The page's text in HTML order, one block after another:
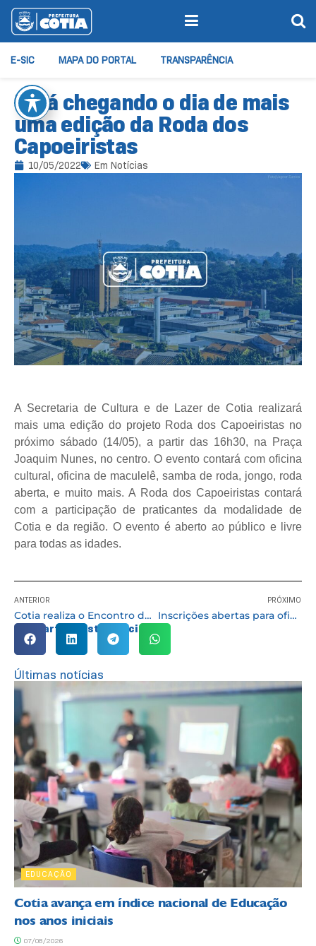
E-SIC MAPA DO PORTAL TRANSPARÊNCIA
Está chegando o dia de mais
uma edição da Roda dos
Capoeiristas
10/05/2022 Em Notícias
A Secretaria de Cultura e de Lazer de Cotia realizará
mais uma edição do projeto Roda dos Capoeiristas no
próximo sábado (14/05), a partir das 16h30, na Praça
Joaquim Nunes, no centro. O evento contará com oficina
cultural, oficina de maculelê, samba de roda, jongo, roda
aberta, e muito mais. A Roda dos Capoeiristas contará
com a participação de praticantes da modalidade de
Cotia e da região. O evento é aberto ao público e livre
para todas as idades.
ANTERIOR
Cotia realiza o Encontro de Conscientização Municipal de Turismo (Encomtur)
PRÓXIMO
Inscrições abertas para oficina de colagens “O Fragmento Poético”
Compartilhe esta notícia:
Últimas notícias
EDUCAÇÃO
Cotia avança em índice nacional de Educação
nos anos iniciais
07/08/2026